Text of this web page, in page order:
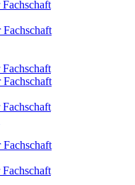
Fachschaft
Fachschaft
Fachschaft
Fachschaft